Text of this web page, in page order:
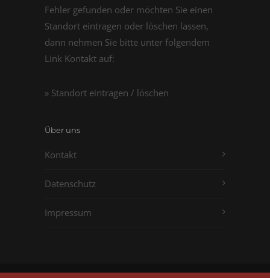
Fehler gefunden oder möchten Sie einen
Standort eintragen oder löschen lassen,
dann nehmen Sie bitte unter folgendem
Link Kontakt auf:
» Standort eintragen / löschen
Über uns
Kontakt
Datenschutz
Impressum